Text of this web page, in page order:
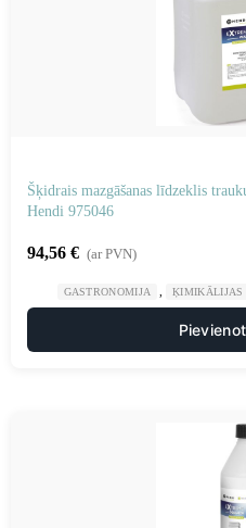
Šķidrais mazgāšanas līdzeklis
Hendi 975046
94,56 € (ar PVN)
GASTRONOMIJA ĶIMIKĀLIJAS